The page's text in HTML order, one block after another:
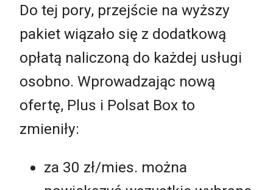
Do tej pory, przejście na wyższy
pakiet wiązało się z dodatkową
opłatą naliczoną do każdej usługi
osobno. Wprowadzając nową
ofertę, Plus i Polsat Box to
zmieniły:
za 30 zł/mies. można